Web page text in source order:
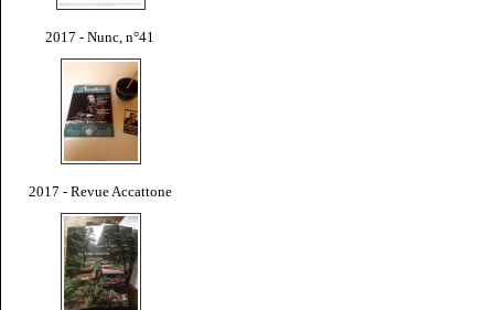
2017 - Nunc, n°41
2017 - Revue Accattone